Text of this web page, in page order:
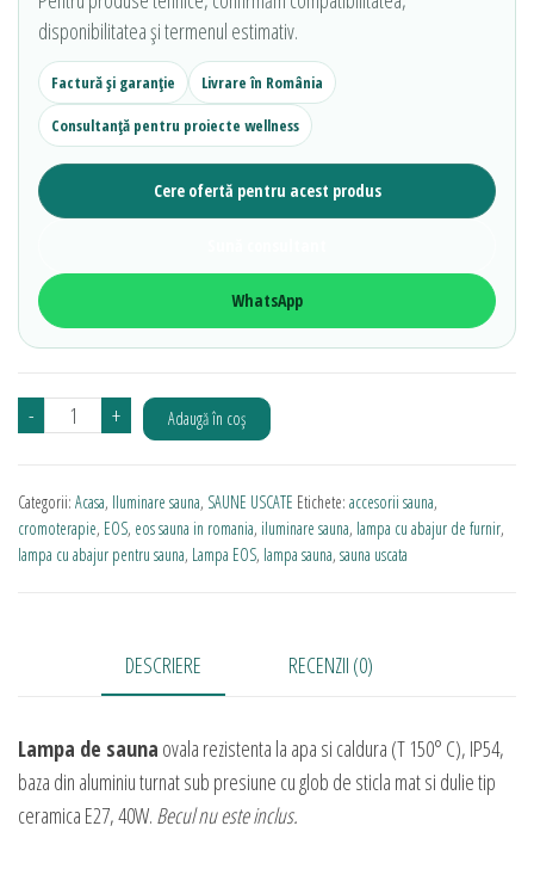
disponibilitatea și termenul estimativ.
Factură și garanție
Livrare în România
Consultanță pentru proiecte wellness
Cere ofertă pentru acest produs
WhatsApp
-
Cantitate
EOS
cu
+ Adaugă în coș
Categorii: Acasa, Iluminare sauna, SAUNE USCATE Etichete: accesorii sauna,
cromoterapie, EOS, eos sauna in romania, iluminare sauna, lampa cu abajur de furnir,
lampa cu abajur pentru sauna, Lampa EOS, lampa sauna, sauna uscata
DESCRIERE RECENZII (0)
Lampa de sauna ovala rezistenta la apa si caldura (T 150° C), IP54,
baza din aluminiu turnat sub presiune cu glob de sticla mat si dulie tip
ceramica E27, 40W. Becul nu este inclus.